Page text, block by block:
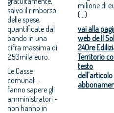
salvo il rimborso
delle spese,
quantificate dal
bando in una
cifra massima di
250mila euro.
Le Casse
comunali -
fanno sapere gli
amministratori -
non hanno in
milione di
(…)
vai alla
web de Il
24Ore
Territorio
testo
dell'articolo